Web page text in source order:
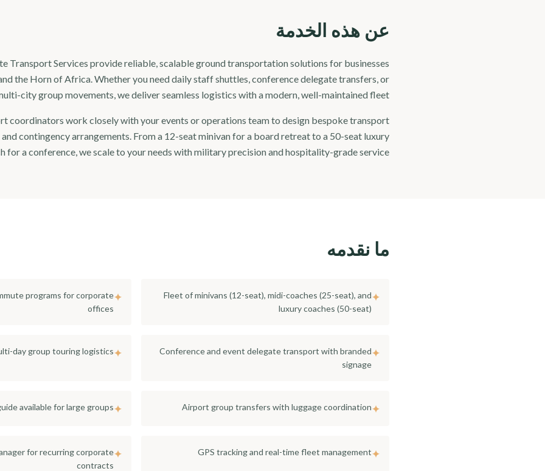
عن هذه الخدمة
Transport Services provide reliable, scalable ground transportation solutions for businesses
the Horn of Africa. Whether you need daily staff shuttles, conference delegate transfers, or
city group movements, we deliver seamless logistics with a modern, well-maintained fleet.
coordinators work closely with your events or operations team to design bespoke transport
and contingency arrangements. From a 12-seat minivan for a board retreat to a 50-seat luxury
for a conference, we scale to your needs with military precision and hospitality-grade service.
ما نقدمه
✦
Fleet of minivans (12-seat), midi-coaches (25-seat), and
luxury coaches (50-seat)
✦
programs for corporate
offices
✦
Conference and event delegate transport with branded
signage
✦
day group touring logistics
✦
Airport group transfers with luggage coordination
✦
available for large groups
✦
GPS tracking and real-time fleet management
✦
for recurring corporate
contracts